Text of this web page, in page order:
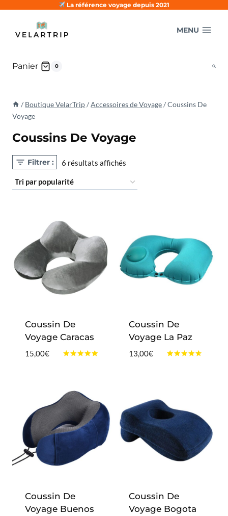
contenu
La référence voyage depuis 2021
MENU
Panier 0
/ Boutique VelarTrip / Accessoires de Voyage / Coussins De
Voyage
Coussins De Voyage
Filtrer : 6 résultats affichésTrié
Coussin De
Voyage Caracas
15,00€
Coussin De
Voyage La Paz
13,00€
Coussin De
Voyage Buenos
Coussin De
Voyage Bogota